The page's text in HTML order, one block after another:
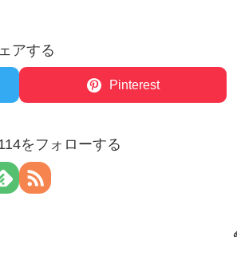
アする
Pinterest
をフォローする